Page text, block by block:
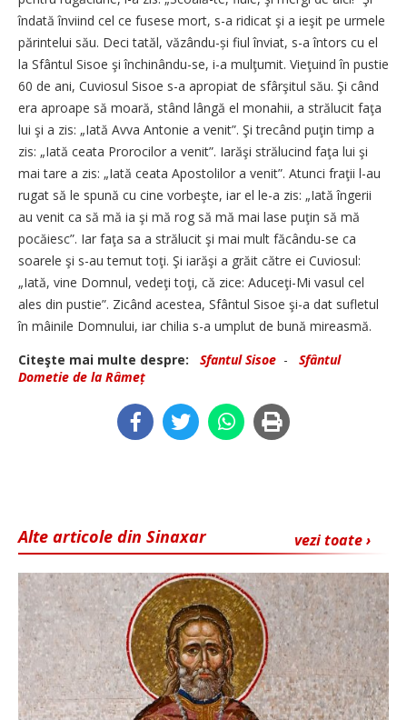
îndată înviind cel ce fusese mort, s-a ridicat şi a ieşit pe urmele
părintelui său. Deci tatăl, văzându-și fiul înviat, s-a întors cu el
la Sfântul Sisoe şi închinându-se, i-a mulţumit. Vieţuind în pustie
60 de ani, Cuviosul Sisoe s-a apropiat de sfârşitul său. Şi când
era aproape să moară, stând lângă el monahii, a strălucit faţa
lui şi a zis: „Iată Avva Antonie a venit”. Şi trecând puţin timp a
zis: „Iată ceata Prorocilor a venit”. Iarăşi strălucind faţa lui şi
mai tare a zis: „Iată ceata Apostolilor a venit”. Atunci fraţii l-au
rugat să le spună cu cine vorbeşte, iar el le-a zis: „Iată îngerii
au venit ca să mă ia şi mă rog să mă mai lase puţin să mă
pocăiesc”. Iar faţa sa a strălucit şi mai mult făcându-se ca
soarele şi s-au temut toţi. Şi iarăşi a grăit către ei Cuviosul:
„Iată, vine Domnul, vedeţi toţi, că zice: Aduceţi-Mi vasul cel
ales din pustie”. Zicând acestea, Sfântul Sisoe şi-a dat sufletul
în mâinile Domnului, iar chilia s-a umplut de bună mireasmă.
Citeşte mai multe despre:
Sfantul Sisoe - Sfântul
Dometie de la Râmeț
vezi toate ›
Alte articole din Sinaxar